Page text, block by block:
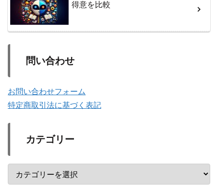
得意を比較
問い合わせ
お問い合わせフォーム
特定商取引法に基づく表記
カテゴリー